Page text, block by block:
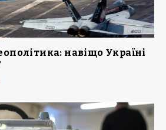
навіщо Україні